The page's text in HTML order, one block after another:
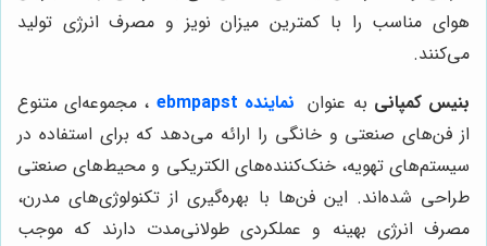
هوای مناسب را با کمترین میزان نویز و مصرف انرژی تولید
می‌کنند.
بنیس کمپانی به عنوان نماینده ebmpapst
، مجموعه‌ای متنوع
از فن‌های صنعتی و خانگی را ارائه می‌دهد که برای استفاده در
سیستم‌های تهویه، خنک‌کننده‌های الکتریکی و محیط‌های صنعتی
طراحی شده‌اند. این فن‌ها با بهره‌گیری از تکنولوژی‌های مدرن،
مصرف انرژی بهینه و عملکردی طولانی‌مدت دارند که موجب